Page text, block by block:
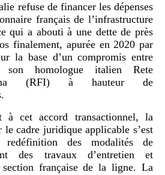
refuse de financer les dépenses
français de l’infrastructure
qui a abouti à une dette de près
finalement, apurée en 2020 par
la base d’un compromis entre
son homologue italien Rete
(RFI) à hauteur de
à cet accord transactionnel, la
le cadre juridique applicable s’est
des modalités de
des travaux d’entretien et
française de la ligne. La